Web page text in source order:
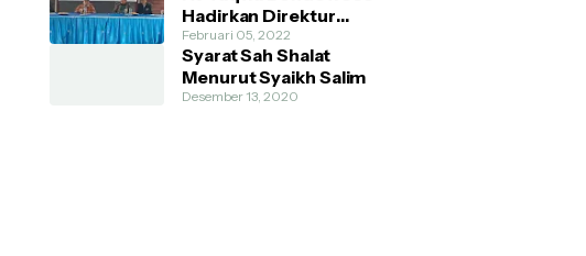
Hadirkan Direktur
Pendidikan Tinggi
Kemenag RI
Februari 05, 2022
Syarat Sah Shalat
Menurut Syaikh Salim
Desember 13, 2020